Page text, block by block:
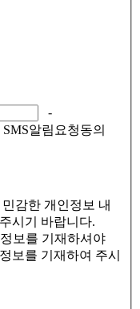
-
SMS알림요청동의
감한 개인정보 내
시기 바랍니다.
보를 기재하셔야
보를 기재하여 주시